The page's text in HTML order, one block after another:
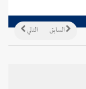
التالي السابق